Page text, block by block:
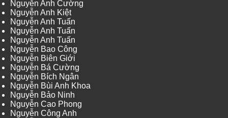
Nguyễn Anh Cường
Nguyễn Anh Kiệt
Nguyễn Anh Tuấn
Nguyễn Anh Tuấn
Nguyễn Anh Tuấn
Nguyễn Bao Công
Nguyễn Biên Giới
Nguyễn Bá Cường
Nguyễn Bích Ngân
Nguyễn Bùi Anh Khoa
Nguyễn Bảo Ninh
Nguyễn Cao Phong
Nguyễn Công Anh